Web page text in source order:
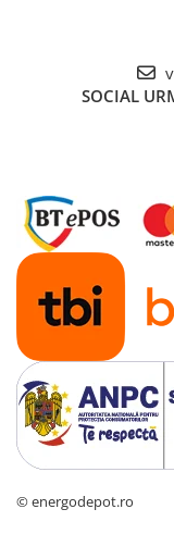
SOCIAL
© energodepot.ro